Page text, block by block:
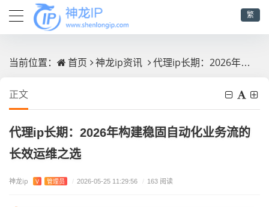
繁
当前位置： 首页 神龙ip资讯 代理ip长期：2026年构建稳固自动化业务流的长效运维之选
正文
代理ip长期：2026年构建稳固自动化业务流的
长效运维之选
神龙ip V 管理员 / 2026-05-25 11:29:56 / 163 阅读